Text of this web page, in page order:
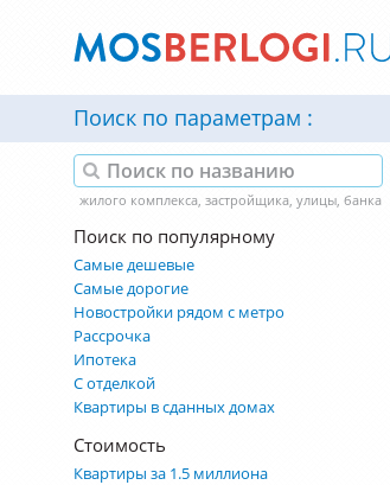
Поиск по параметрам
Поиск по популярному
Самые дешевые
Самые дорогие
Новостройки рядом с метро
Рассрочка
Ипотека
С отделкой
Квартиры в сданных домах
Стоимость
Квартиры за 1.5 миллиона